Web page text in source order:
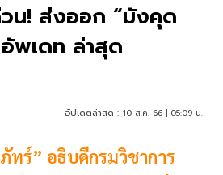
วน! ส่งออก “มังคุด
พเดท ล่าสุด
อัปเดตล่าสุด : 10 ส.ค. 66 | 05:09 น.
ทร์” อธิบดีกรมวิชาการ